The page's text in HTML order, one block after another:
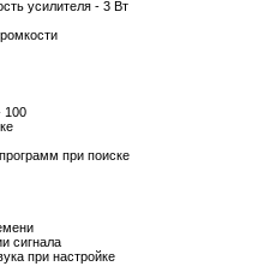
усилителя - 3 Вт
100
при поиске
сигнала
при настройке